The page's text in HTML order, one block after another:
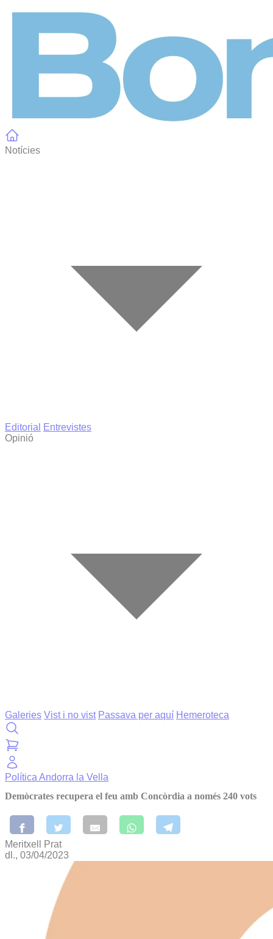
Notícies
Editorial
Entrevistes
Opinió
Galeries Vist i no vist Passava per aquí Hemeroteca
Política Andorra la Vella
Demòcrates recupera el feu amb Concòrdia a només 240 vots
Meritxell Prat
dl., 03/04/2023